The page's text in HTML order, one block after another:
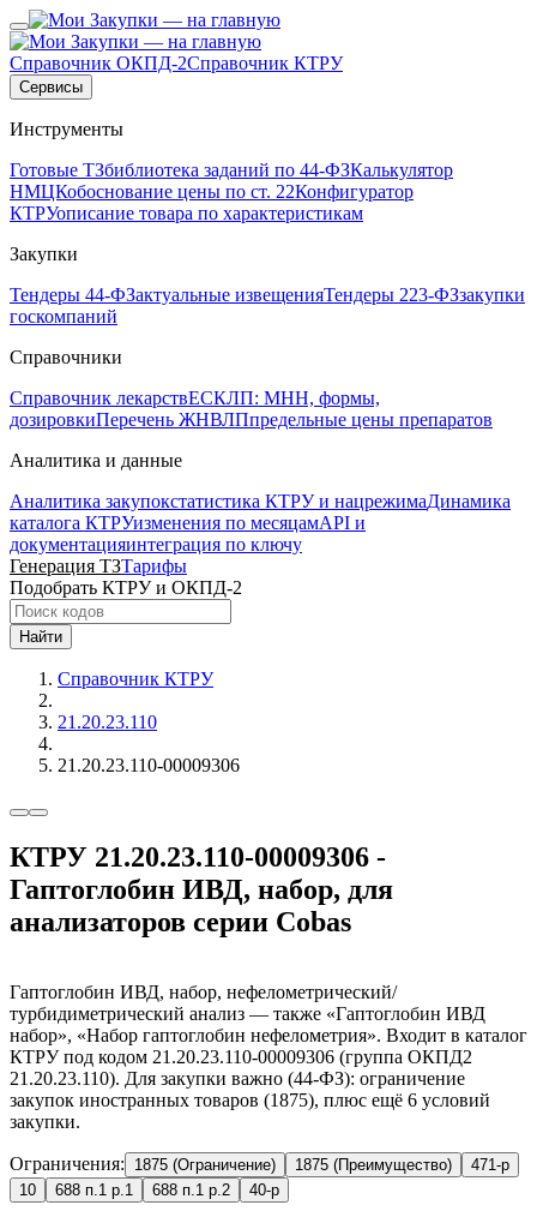
Справочник ОКПД-2Справочник КТРУ
Сервисы
Инструменты
Готовые ТЗбиблиотека заданий по 44-ФЗКалькулятор
НМЦКобоснование цены по ст. 22Конфигуратор
КТРУописание товара по характеристикам
Закупки
Тендеры 44-ФЗактуальные извещенияТендеры 223-ФЗзакупки
госкомпаний
Справочники
Справочник лекарствЕСКЛП: МНН, формы,
дозировкиПеречень ЖНВЛПпредельные цены препаратов
Аналитика и данные
Аналитика закупокстатистика КТРУ и нацрежимаДинамика
каталога КТРУизменения по месяцамAPI и
документацияинтеграция по ключу
Генерация ТЗТарифы
Подобрать КТРУ и ОКПД-2
Найти
Справочник КТРУ
21.20.23.110
21.20.23.110-00009306
КТРУ 21.20.23.110-00009306 -
Гаптоглобин ИВД, набор, для
анализаторов серии Cobas
Гаптоглобин ИВД, набор, нефелометрический/
турбидиметрический анализ — также «Гаптоглобин ИВД
набор», «Набор гаптоглобин нефелометрия». Входит в каталог
КТРУ под кодом 21.20.23.110-00009306 (группа ОКПД2
21.20.23.110). Для закупки важно (44-ФЗ): ограничение
закупок иностранных товаров (1875), плюс ещё 6 условий
закупки.
Ограничения: 1875 (Ограничение) 1875 (Преимущество)
471-р
10
688 п.1 р.1 688 п.1 р.2 40-р